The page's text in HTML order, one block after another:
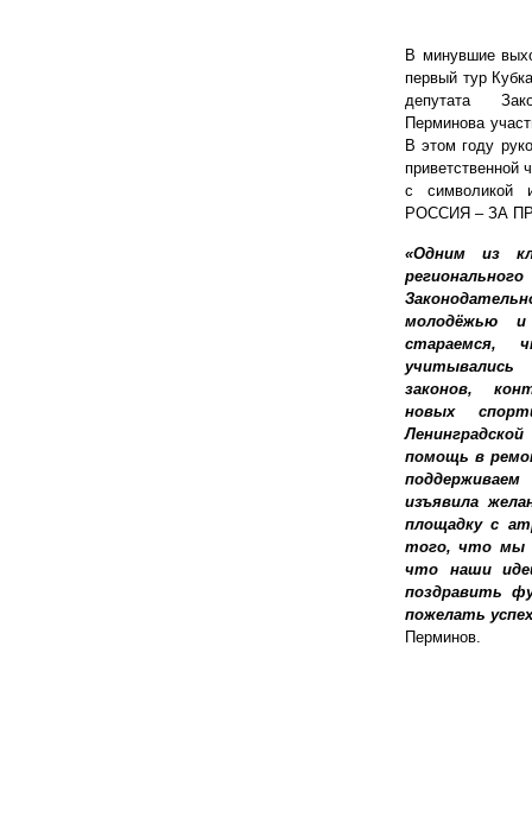
В минувшие
первый тур
депутата
Перминова
В этом году
приветственной
с символикой
РОССИЯ – ЗА
«Одним из
молодёжью и
стараемся,
законов,
новых
помощь в
изъявила
площадку с
того, что мы
что наши
поздравить
пожелать
Перминов.